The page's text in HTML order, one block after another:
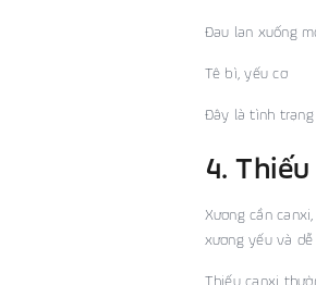
Đau lan xuống
Tê bì, yếu cơ
Đây là tình trạng
4.
Xương cần
xương yếu và dễ
Thiếu canxi